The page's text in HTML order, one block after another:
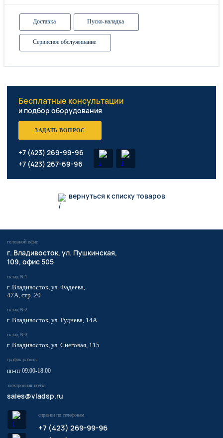
Доставка Пуско-наладка
Сервисное обслуживание
Бесплатные консультации
и подбор оборудования
ЗАДАТЬ ВОПРОС
+7 (423) 269-99-96
+7 (423) 267-69-96
вернуться к списку товаров
головной офис
​г. Владивосток, ул. Пушкинская,
109, офис 505
график работы
пн-пт 09:00-18:00
электронная почта
sales@vladsp.ru
склад №1
г. Владивосток, ул. Фадеева,
47А, стр. 20
склад №2
г. Владивосток, ул. Руднева, 14А
склад №3
г. Владивосток, ул. Снеговая, 115
справки по телефонам
+7 (423) 269-99-96